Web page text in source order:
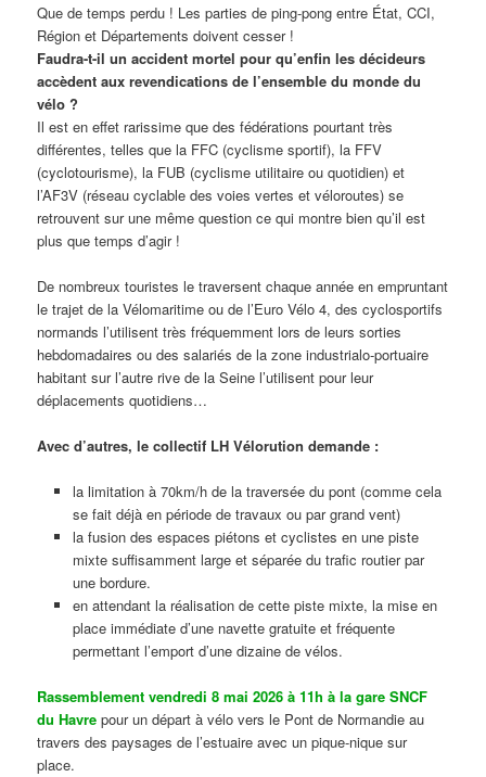
Que de temps perdu ! Les parties de ping-pong entre État, CCI,
Région et Départements doivent cesser !
Faudra-t-il un accident mortel pour qu’enfin les décideurs
accèdent aux revendications de l’ensemble du monde du
vélo ?
Il est en effet rarissime que des fédérations pourtant très
différentes, telles que la FFC (cyclisme sportif), la FFV
(cyclotourisme), la FUB (cyclisme utilitaire ou quotidien) et
l’AF3V (réseau cyclable des voies vertes et véloroutes) se
retrouvent sur une même question ce qui montre bien qu’il est
plus que temps d’agir !
De nombreux touristes le traversent chaque année en empruntant
le trajet de la Vélomaritime ou de l’Euro Vélo 4, des cyclosportifs
normands l’utilisent très fréquemment lors de leurs sorties
hebdomadaires ou des salariés de la zone industrialo-portuaire
habitant sur l’autre rive de la Seine l’utilisent pour leur
déplacements quotidiens…
Avec d’autres, le collectif LH Vélorution demande :
la limitation à 70km/h de la traversée du pont (comme cela
se fait déjà en période de travaux ou par grand vent)
la fusion des espaces piétons et cyclistes en une piste
mixte suffisamment large et séparée du trafic routier par
une bordure.
en attendant la réalisation de cette piste mixte, la mise en
place immédiate d’une navette gratuite et fréquente
permettant l’emport d’une dizaine de vélos.
Rassemblement vendredi 8 mai 2026 à 11h à la gare SNCF
du Havre pour un départ à vélo vers le Pont de Normandie au
travers des paysages de l’estuaire avec un pique-nique sur
place.